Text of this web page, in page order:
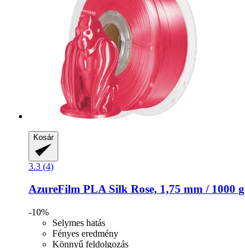
Kosár
3.3 (4)
AzureFilm PLA Silk Rose, 1,75 mm / 1000 g
-10%
Selymes hatás
Fényes eredmény
Könnyű feldolgozás